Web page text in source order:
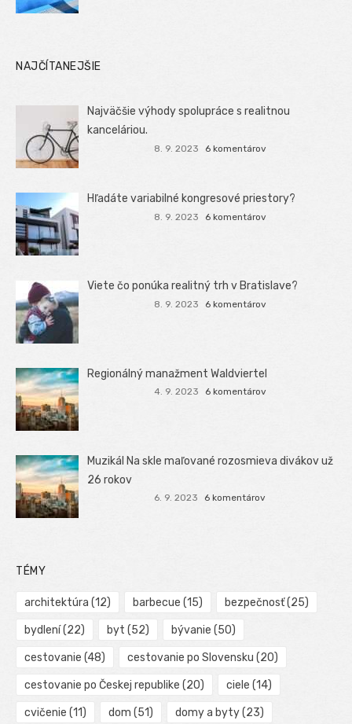
NAJČÍTANEJŠIE
Najväčšie výhody spolupráce s realitnou
kanceláriou.
8. 9. 2023 6 komentárov
Hľadáte variabilné kongresové priestory?
8. 9. 2023 6 komentárov
Viete čo ponúka realitný trh v Bratislave?
8. 9. 2023 6 komentárov
Regionálný manažment Waldviertel
4. 9. 2023 6 komentárov
Muzikál Na skle maľované rozosmieva divákov už
26 rokov
6. 9. 2023 6 komentárov
TÉMY
architektúra (12) barbecue (15) bezpečnosť(25)
bydlení(22) byt (52) bývanie (50)
cestovanie (48) cestovanie po Slovensku (20)
cestovanie po Českej republike (20) ciele (14)
cvičenie (11) dom (51) domy a byty(23)